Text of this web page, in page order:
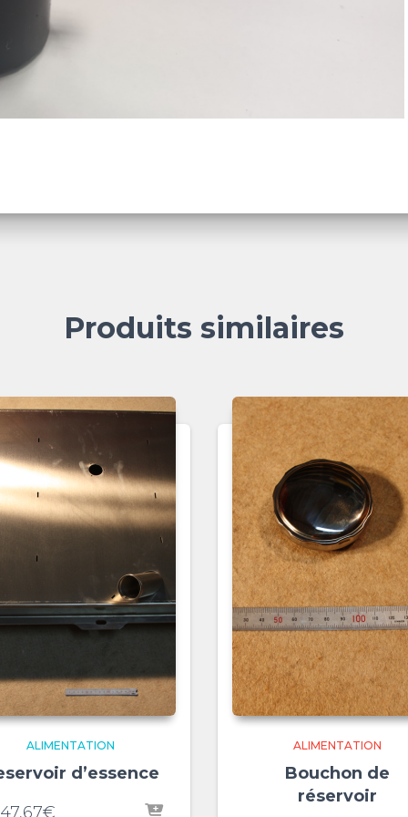
Produits similaires
ALIMENTATION
d’essence
€
ALIMENTATION
Bouchon de
réservoir